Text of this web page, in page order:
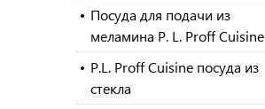
Посуда для подачи из
меламина P. L. Proff Cuisine
P.L. Proff Cuisine посуда из
стекла